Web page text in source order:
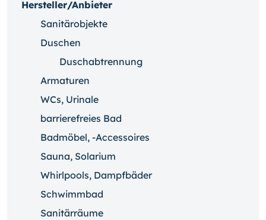
Hersteller/Anbieter
Sanitärobjekte
Duschen
Duschabtrennung
Armaturen
WCs, Urinale
barrierefreies Bad
Badmöbel, -Accessoires
Sauna, Solarium
Whirlpools, Dampfbäder
Schwimmbad
Sanitärräume